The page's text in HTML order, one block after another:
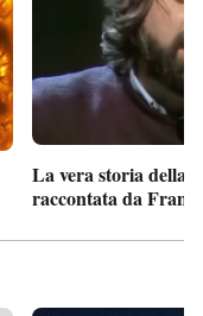
La vera storia della
raccontata da